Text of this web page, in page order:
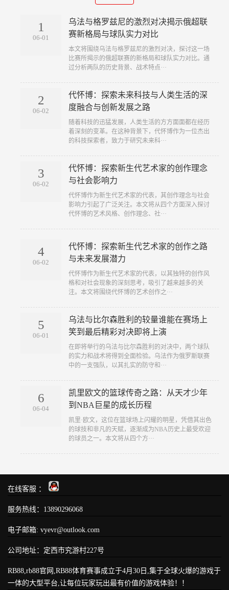
1
06-01
乌法与格罗兹尼的激烈对决揭示俄超联
赛新格局与球队实力对比
本文将围绕乌法与格罗兹尼的激烈对决，探讨这一场
比赛所揭示的俄超联赛的新格局和球队实力对比。通
过分析两队的历史背景、战术特点···
2
06-02
代怀博：探索未来科技与人类生活的深
度融合与创新发展之路
随着科技的迅猛发展，人类生活的方方面面都在经历
着深刻的变革。在这种背景下，代怀博作为一位杰出
的科技探索者，致力于研究未来科···
3
06-02
代怀博：探索新生代艺术家的创作理念
与社会影响力
代怀博作为新生代艺术家的代表，其创作理念与社会
影响力引起了广泛关注。本文将从四个方面深入探讨
代怀博的艺术风格、创作理念、社···
4
06-02
代怀博：探索新生代艺术家的创作之路
与未来发展潜力
代怀博作为新生代艺术家的代表，以其独特的创作风
格和对社会现象的深刻思考，吸引了越来越多的关
注。本文将围绕代怀博的艺术创作之···
5
06-01
乌法与比尔森胜利的较量谁能在赛场上
笑到最后精彩对决即将上演
在即将举行的乌法与比尔森胜利的对决中，两个球队
的实力和战术将得到全面检验。乌法作为俄罗斯联赛
中的一支强队，以其扎实的防守和···
6
06-04
凯里欧文的篮球传奇之路：从天才少年
到NBA巨星的成长历程
凯里·欧文，这位在篮球场上闪耀的明星，凭借其出色
的球技和非凡的天赋，逐渐成为NBA历史上最受欢迎
的球员之一。本文将从四个方···
在线客服 ：
服务热线：13890296068
电子邮箱: vyevr@outlook.com
公司地址：定西市究游村227号
RB88,rb88官网,RB88体育赛事成立于4月30日,集于全球火爆的游戏于
一体的大型平台,让每位玩家玩出最有价值的游戏体验！！